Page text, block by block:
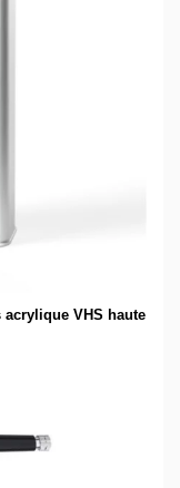
acrylique VHS haute